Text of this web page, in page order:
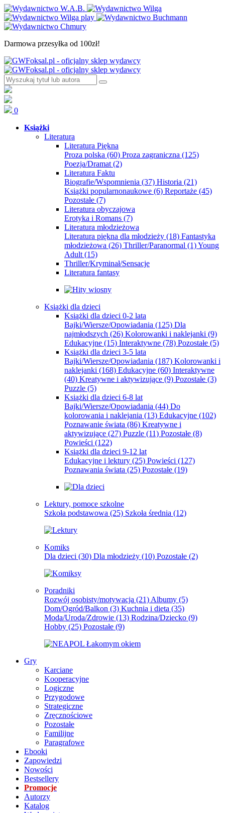
Darmowa przesyłka od 100zł!
0
Książki
Literatura
Literatura Piękna
Proza polska (60) Proza zagraniczna (125)
Poezja/Dramat (2)
Literatura Faktu
Biografie/Wspomnienia (37) Historia (21)
Książki popularnonaukowe (6) Reportaże (45)
Pozostałe (7)
Literatura obyczajowa
Erotyka i Romans (7)
Literatura młodzieżowa
Literatura piękna dla młodzieży (18) Fantastyka
młodzieżowa (26) Thriller/Paranormal (1)Young
Adult (15)
Thriller/Kryminał/Sensacje
Literatura fantasy
Książki dla dzieci
Książki dla dzieci 0-2 lata
Bajki/Wiersze/Opowiadania (125) Dla
najmłodszych (26) Kolorowanki i naklejanki (9)
Edukacyjne (15) Interaktywne (78) Pozostałe (5)
Książki dla dzieci 3-5 lata
Bajki/Wiersze/Opowiadania (187) Kolorowanki i
naklejanki (168) Edukacyjne (60) Interaktywne
(40) Kreatywne i aktywizujące (9) Pozostałe (3)
Puzzle (5)
Książki dla dzieci 6-8 lat
Bajki/Wiersze/Opowiadania (44) Do
kolorowania i naklejania (13) Edukacyjne (102)
Poznawanie świata (86) Kreatywne i
aktywizujące (27) Puzzle (11) Pozostałe (8)
Powieści (122)
Książki dla dzieci 9-12 lat
Edukacyjne i lektury (25) Powieści (127)
Poznawania świata (25) Pozostałe (19)
Lektury, pomoce szkolne
Szkoła podstawowa (25) Szkoła średnia (12)
Komiks
Dla dzieci (30) Dla młodzieży (10) Pozostałe (2)
Poradniki
Rozwój osobisty/motywacja (21) Albumy (5)
Dom/Ogród/Balkon (3) Kuchnia i dieta (35)
Moda/Uroda/Zdrowie (13) Rodzina/Dziecko (9)
Hobby (25) Pozostałe (9)
Gry
Karciane
Kooperacyjne
Logiczne
Przygodowe
Strategiczne
Zręcznościowe
Pozostałe
Familijne
Paragrafowe
Ebooki
Zapowiedzi
Nowości
Bestsellery
Promocje
Autorzy
Katalog